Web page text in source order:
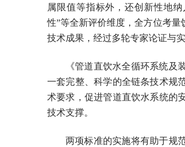
属限值等指标外，还创新性地
性”等全新评价维度，全方位考
技术成果，经过多轮专家论证与
《管道直饮水全循环系统
一套完整、科学的全链条技术规
术要求，促进管道直饮水系统的
技术支撑。
两项标准的实施将有助于规